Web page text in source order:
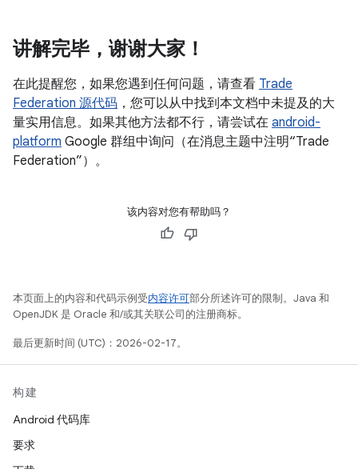
讲解完毕，谢谢大家！
在此提醒您，如果您遇到任何问题，请查看 Trade
Federation 源代码 ，您可以从中找到本文档中未提及的大
量实用信息。如果其他方法都不行，请尝试在 android-
platform Google 群组中询问（在消息主题中注明“Trade
Federation”）。
该内容对您有帮助吗？
本页面上的内容和代码示例受内容许可部分所述许可的限制。Java 和
OpenJDK 是 Oracle 和/或其关联公司的注册商标。
最后更新时间 (UTC)：2026-02-17。
构建
Android 代码库
要求